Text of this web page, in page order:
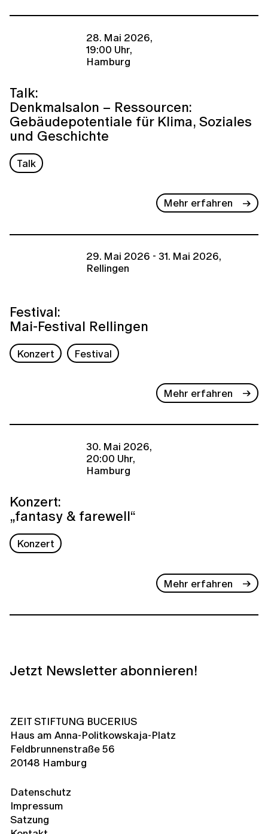
28. Mai 2026,
19:00 Uhr,
Hamburg
Talk:
Denkmalsalon – Ressourcen:
Gebäudepotentiale für Klima, Soziales
und Geschichte
Talk
Mehr erfahren
29. Mai 2026 - 31. Mai 2026,
Rellingen
Festival:
Mai-Festival Rellingen
Konzert Festival
Mehr erfahren
30. Mai 2026,
20:00 Uhr,
Hamburg
Konzert:
„fantasy & farewell“
Konzert
Mehr erfahren
Jetzt Newsletter abonnieren!
ZEIT STIFTUNG BUCERIUS
Haus am Anna-Politkowskaja-Platz
Feldbrunnenstraße 56
20148 Hamburg
Datenschutz
Impressum
Satzung